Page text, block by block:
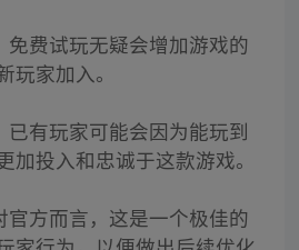
免费试玩无疑会增加游戏的
玩家加入。
有玩家可能会因为能玩到
加投入和忠诚于这款游戏。
方而言，这是一个极佳的